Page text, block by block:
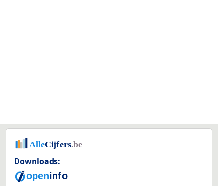
Downloads: